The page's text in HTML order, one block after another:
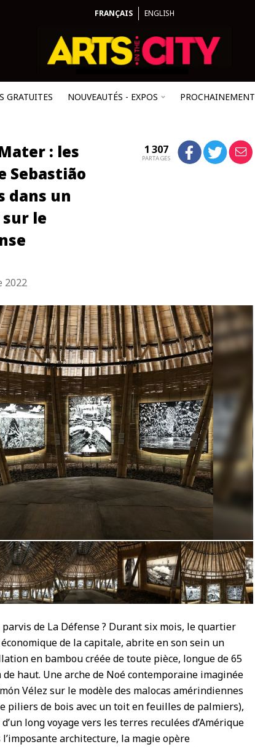
FRANÇAIS ENGLISH
GRATUITES NOUVEAUTÉS - EXPOS PROCHAINEMENT
: les
Sebastião
dans un
le
2022
1 307
PARTAGES
22
de La Défense ? Durant six mois, le quartier
de la capitale, abrite en son sein un
en bambou créée de toute pièce, longue de 65
de haut. Une arche de Noé contemporaine imaginée
Vélez sur le modèle des malocas amérindiennes
piliers de bois avec un toit en feuilles de palmiers),
long voyage vers les terres reculées d’Amérique
architecture, la magie opère